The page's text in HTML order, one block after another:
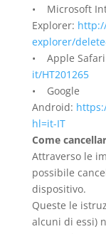
• Microsoft
Explorer:
explorer/
• Apple Safari
it/HT201265
• Google
Android:
hl=it-IT
Come
Attraverso le
possibile
dispositivo.
Queste le
alcuni di essi)